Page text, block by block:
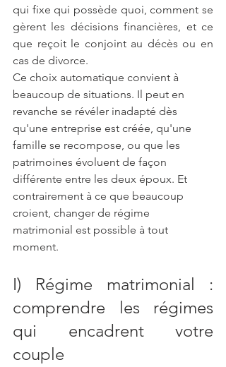
qui fixe qui possède quoi, comment se
gèrent les décisions financières, et ce
que reçoit le conjoint au décès ou en
cas de divorce.
Ce choix automatique convient à
beaucoup de situations. Il peut en
revanche se révéler inadapté dès
qu'une entreprise est créée, qu'une
famille se recompose, ou que les
patrimoines évoluent de façon
différente entre les deux époux. Et
contrairement à ce que beaucoup
croient, changer de régime
matrimonial est possible à tout
moment.
I) Régime matrimonial :
comprendre les régimes
qui encadrent votre
couple